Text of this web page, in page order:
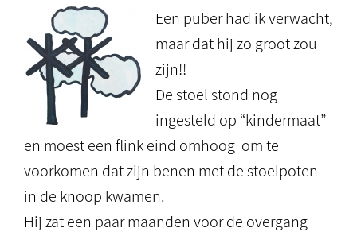
Een puber had ik verwacht,
maar dat hij zo groot zou
zijn!!
De stoel stond nog
ingesteld op “kindermaat”
en moest een flink eind omhoog om te
voorkomen dat zijn benen met de stoelpoten
in de knoop kwamen.
Hij zat een paar maanden voor de overgang